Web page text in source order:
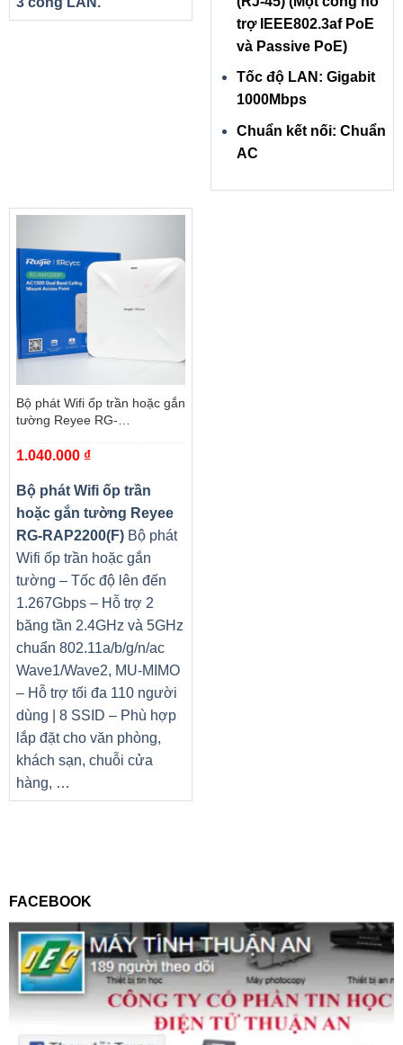
trợ IEEE802.3af PoE
và Passive PoE)
Tốc độ LAN: Gigabit
1000Mbps
Chuẩn kết nối: Chuẩn
AC
Bộ phát Wifi ốp trần hoặc gắn
tường Reyee RG-
1.040.000 ₫
Bộ phát Wifi ốp trần
hoặc gắn tường Reyee
RG-RAP2200(F)Bộ phát
Wifi ốp trần hoặc gắn
tường – Tốc độ lên đến
1.267Gbps – Hỗ trợ 2
băng tần 2.4GHz và 5GHz
chuẩn 802.11a/b/g/n/ac
Wave1/Wave2, MU-MIMO
– Hỗ trợ tối đa 110 người
dùng | 8 SSID – Phù hợp
lắp đặt cho văn phòng,
khách sạn, chuỗi cửa
hàng, …
FACEBOOK